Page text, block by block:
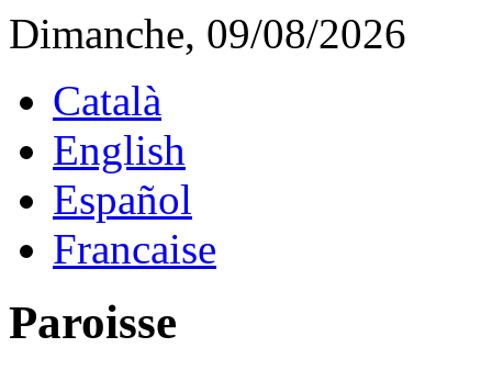
Dimanche, 09/08/2026
Català
English
Español
Francaise
Paroisse